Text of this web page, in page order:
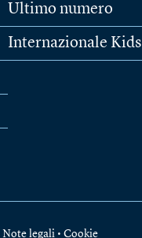
Ultimo numero
Internazionale Kids
Note legali • Cookie